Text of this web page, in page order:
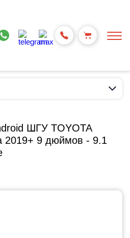
ШГУ TOYOTA
2019+ 9 дюймов - 9.1